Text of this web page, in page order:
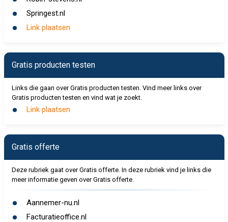
Springest.nl
Link plaatsen
Gratis producten testen
Links die gaan over Gratis producten testen. Vind meer links over
Gratis producten testen en vind wat je zoekt.
Link plaatsen
Gratis offerte
Deze rubriek gaat over Gratis offerte. In deze rubriek vind je links die
meer informatie geven over Gratis offerte.
Aannemer-nu.nl
Facturatieoffice.nl